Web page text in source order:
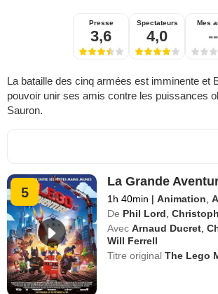
Presse
3,6
Spectateurs
4,0
Mes
--
La bataille des cinq armées est imminente et
pouvoir unir ses amis contre les puissances
Sauron.
5
La Grande
1h 40min | Animation ,
De Phil Lord ,
Avec Arnaud Ducret ,
Will Ferrell
Titre originalThe Lego